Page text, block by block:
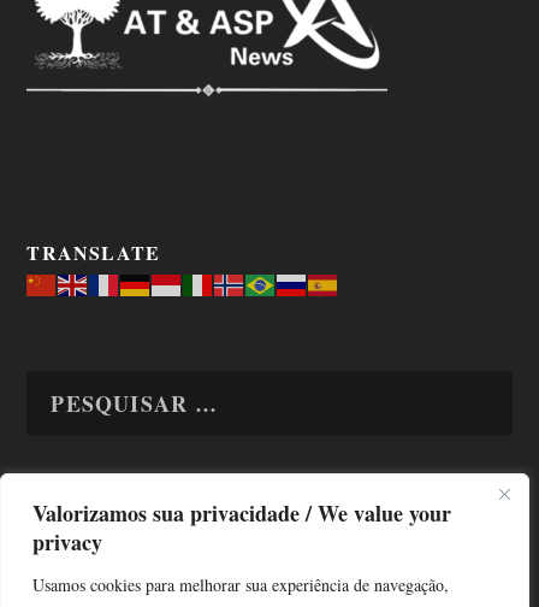
Valorizamos sua privacidade / We value your
privacy
Usamos cookies para melhorar sua experiência de navegação,
TRANSLATE
TODAS OS ASSUNTOS